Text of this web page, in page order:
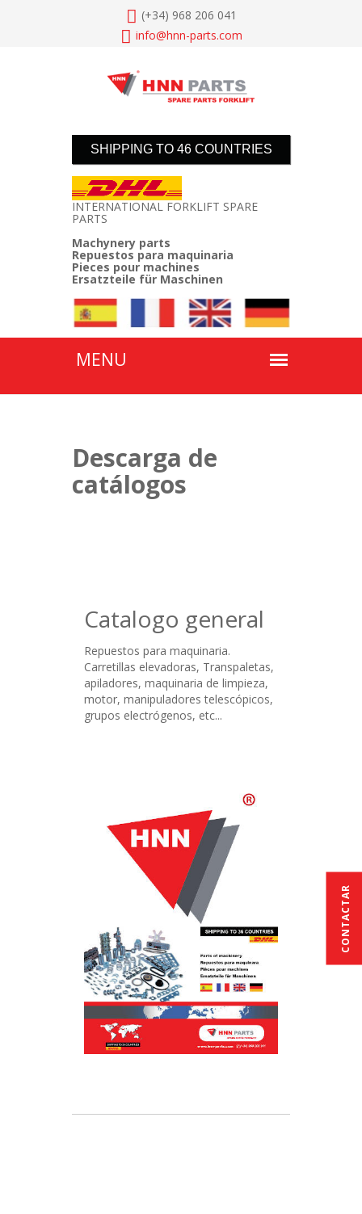
(+34) 968 206 041
info@hnn-parts.com
SHIPPING TO 46 COUNTRIES
INTERNATIONAL FORKLIFT SPARE
PARTS
Machynery parts
Repuestos para maquinaria
Pieces pour machines
Ersatzteile für Maschinen
Descarga de
catálogos
Catalogo general
Repuestos para maquinaria.
Carretillas elevadoras, Transpaletas,
apiladores, maquinaria de limpieza,
motor, manipuladores telescópicos,
grupos electrógenos, etc...
CONTACTAR